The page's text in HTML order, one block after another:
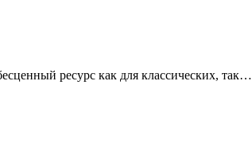
ресурс как для классических, так…